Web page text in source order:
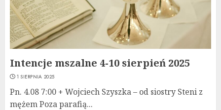
Intencje mszalne 4-10 sierpień 2025
1 SIERPNIA 2025
Pn. 4.08 7:00 + Wojciech Szyszka – od siostry Steni z
mężem Poza parafią...